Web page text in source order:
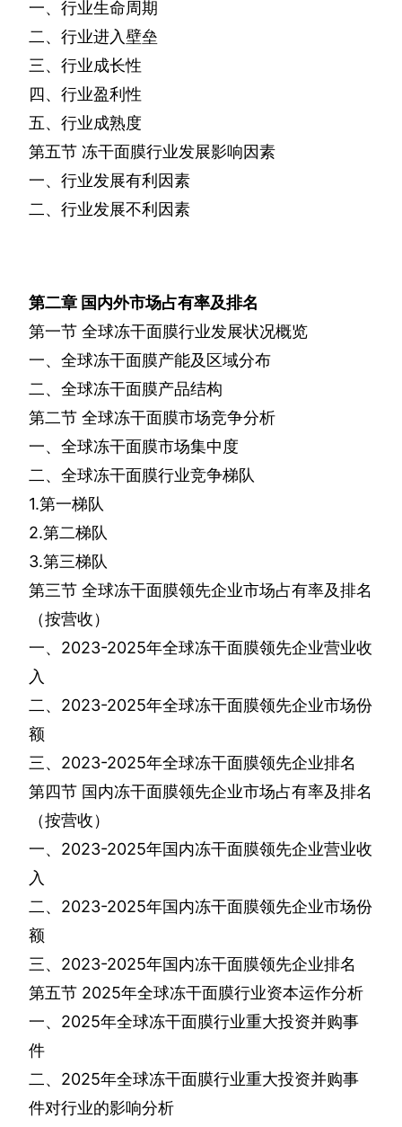
一、行业生命周期
二、行业进入壁垒
三、行业成长性
四、行业盈利性
五、行业成熟度
第五节 冻干面膜行业发展影响因素
一、行业发展有利因素
二、行业发展不利因素
第二章 国内外市场占有率及排名
第一节 全球冻干面膜行业发展状况概览
一、全球冻干面膜产能及区域分布
二、全球冻干面膜产品结构
第二节 全球冻干面膜市场竞争分析
一、全球冻干面膜市场集中度
二、全球冻干面膜行业竞争梯队
1.第一梯队
2.第二梯队
3.第三梯队
第三节 全球冻干面膜领先企业市场占有率及排名
（按营收）
一、 2023-2025年全球冻干面膜领先企业营业收
入
二、 2023-2025年全球冻干面膜领先企业市场份
额
三、 2023-2025年全球冻干面膜领先企业排名
第四节 国内冻干面膜领先企业市场占有率及排名
（按营收）
一、 2023-2025年国内冻干面膜领先企业营业收
入
二、 2023-2025年国内冻干面膜领先企业市场份
额
三、 2023-2025年国内冻干面膜领先企业排名
第五节 2025年全球冻干面膜行业资本运作分析
一、 2025年全球冻干面膜行业重大投资并购事
件
二、 2025年全球冻干面膜行业重大投资并购事
件对行业的影响分析